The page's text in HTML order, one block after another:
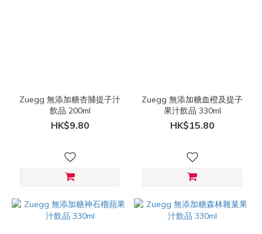
Zuegg 無添加糖杏脯提子汁
飲品 200ml
HK$9.80
Zuegg 無添加糖血橙及提子
果汁飲品 330ml
HK$15.80